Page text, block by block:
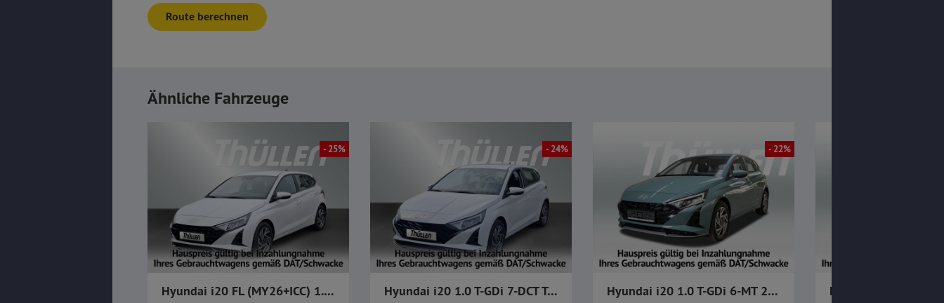
Route berechnen
Ähnliche Fahrzeuge
- 25%
Hyundai i20 FL (MY26+ICC) 1.0 T-GDI Trend, Komfort-Paket
- 24%
Hyundai i20 1.0 T-GDi 7-DCT Trend
- 22%
Hyundai i20 1.0 T-GDi 6-MT 2WD Trend Komfort-Paket